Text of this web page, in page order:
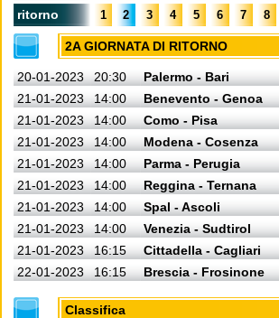
ritorno 1 2 3 4 5 6 7 8
2A GIORNATA DI RITORNO
20-01-2023 20:30
Palermo - Bari
21-01-2023
14:00
Benevento - Genoa
21-01-2023
14:00
Como - Pisa
21-01-2023
14:00
Modena - Cosenza
21-01-2023
14:00
Parma - Perugia
21-01-2023
14:00
Reggina - Ternana
21-01-2023
14:00
Spal - Ascoli
21-01-2023
14:00
Venezia - Sudtirol
21-01-2023
16:15
Cittadella - Cagliari
22-01-2023
16:15 Brescia - Frosinone
Classifica